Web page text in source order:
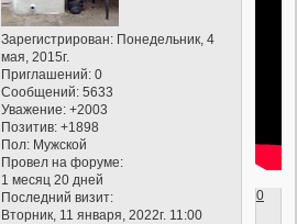
Зарегистрирован: Понедельник, 4
мая, 2015г.
Приглашений: 0
Сообщений: 5633
Уважение: +2003
Позитив: +1898
Пол: Мужской
Провел на форуме:
1 месяц 20 дней
Последний визит:
Вторник, 11 января, 2022г. 11:00
0